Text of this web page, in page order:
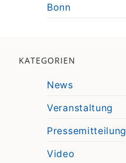
Bonn
KATEGORIEN
News
Veranstaltung
Pressemitteilung
Video